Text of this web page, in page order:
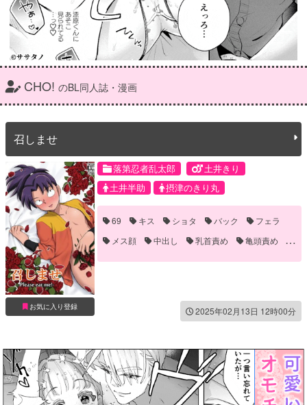
CHO! のBL同人誌・漫画
召しませ
お気に入り登録
落第忍者乱太郎
土井きり
土井半助
摂津のきり丸
69 キス ショタ バック
フェラ
メス顔
中出し 乳首責め
亀頭責め
口内射精
和服 手コキ
手マン
2025年02月13日 12時00分